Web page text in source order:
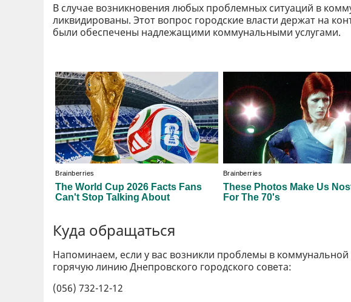
В случае возникновения любых проблемных ситуаций в
ликвидированы. Этот вопрос городские власти держат на
были обеспечены надлежащими коммунальными услугами.
Куда обращаться
Напоминаем, если у вас возникли проблемы в
горячую линию Днепровского городского совета:
(056) 732-12-12